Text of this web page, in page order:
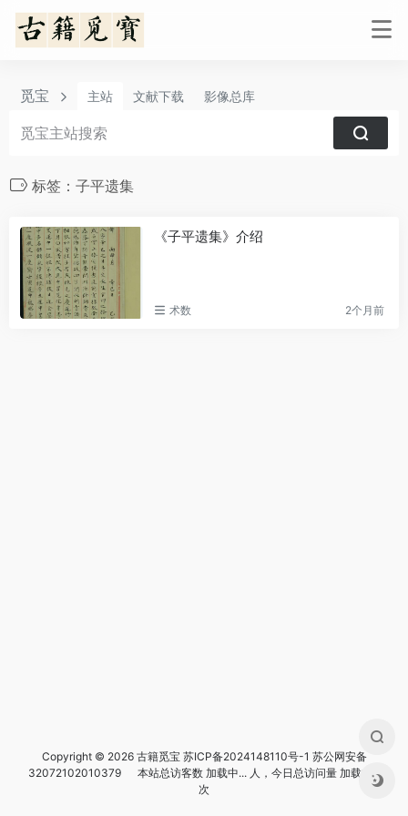
觅宝 主站 文献下载 影像总库
标签：子平遗集
《子平遗集》介绍
术数 2个月前
Copyright © 2026 古籍觅宝 苏ICP备2024148110号-1 苏公网安备
32072102010379
本站总访客数 加载中...人，今日总访问量 加载中...
次